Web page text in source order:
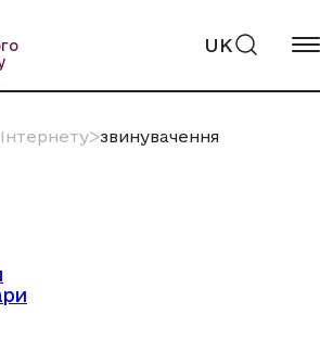
UK
ᐳзвинувачення